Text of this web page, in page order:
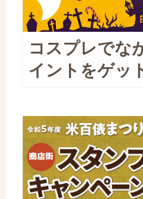
コスプレでな
イントをゲッ